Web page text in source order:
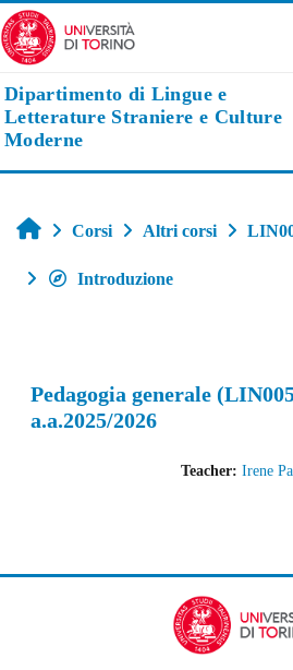
Vai al contenuto principale
Dipartimento di Lingue e
Letterature Straniere e Culture
Moderne
Home
Corsi Altri corsi
Introduzione
Pedagogia generale
a.a.2025/2026
Teacher: Irene